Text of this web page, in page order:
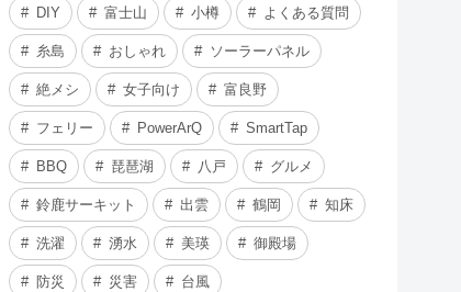
DIY 富士山 小樽 よくある質問
糸島 おしゃれ ソーラーパネル
絶メシ 女子向け 富良野
フェリー PowerArQ SmartTap
BBQ 琵琶湖 八戸 グルメ
鈴鹿サーキット 出雲 鶴岡 知床
洗濯 湧水 美瑛 御殿場
防災 災害 台風